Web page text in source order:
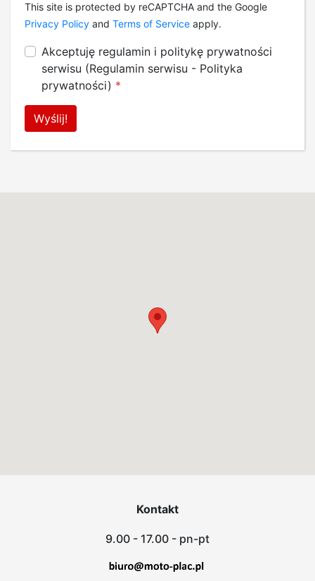
This site is protected by reCAPTCHA and the Google
Privacy Policy and Terms of Service apply.
Akceptuję regulamin i politykę prywatności
serwisu (Regulamin serwisu - Polityka
prywatności) *
Kontakt
9.00 - 17.00 - pn-pt